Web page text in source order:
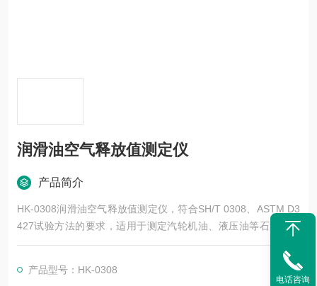
润滑油空气释放值测定仪
产品简介
HK-0308润滑油空气释放值测定仪，符合SH/T 0308、ASTM D3
427试验方法的要求，适用于测定汽轮机油、液压油等石油产品
的空气释放值。
产品型号：HK-0308
电话咨询